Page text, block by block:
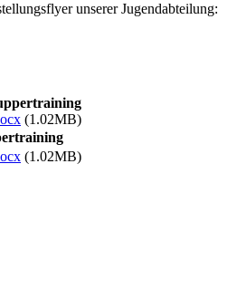
unserer Jugendabteilung:
(1.02MB)
(1.02MB)